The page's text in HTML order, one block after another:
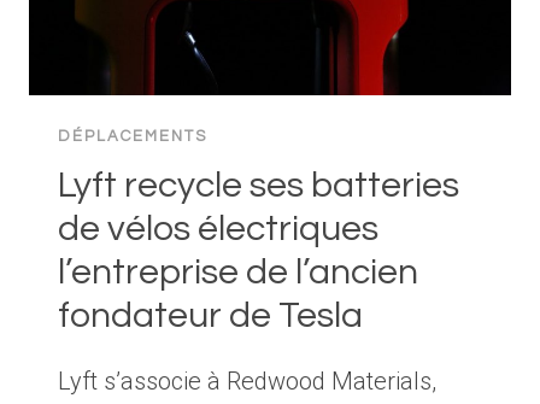
DÉPLACEMENTS
Lyft recycle ses batteries
de vélos électriques
l’entreprise de l’ancien
fondateur de Tesla
Lyft s’associe à Redwood Materials,